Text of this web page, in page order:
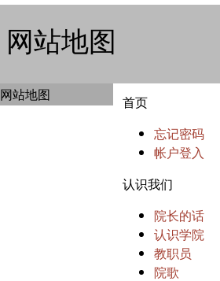
网站地图
网站地图
首页
忘记密码
帐户登入
认识我们
院长的话
认识学院
教职员
院歌